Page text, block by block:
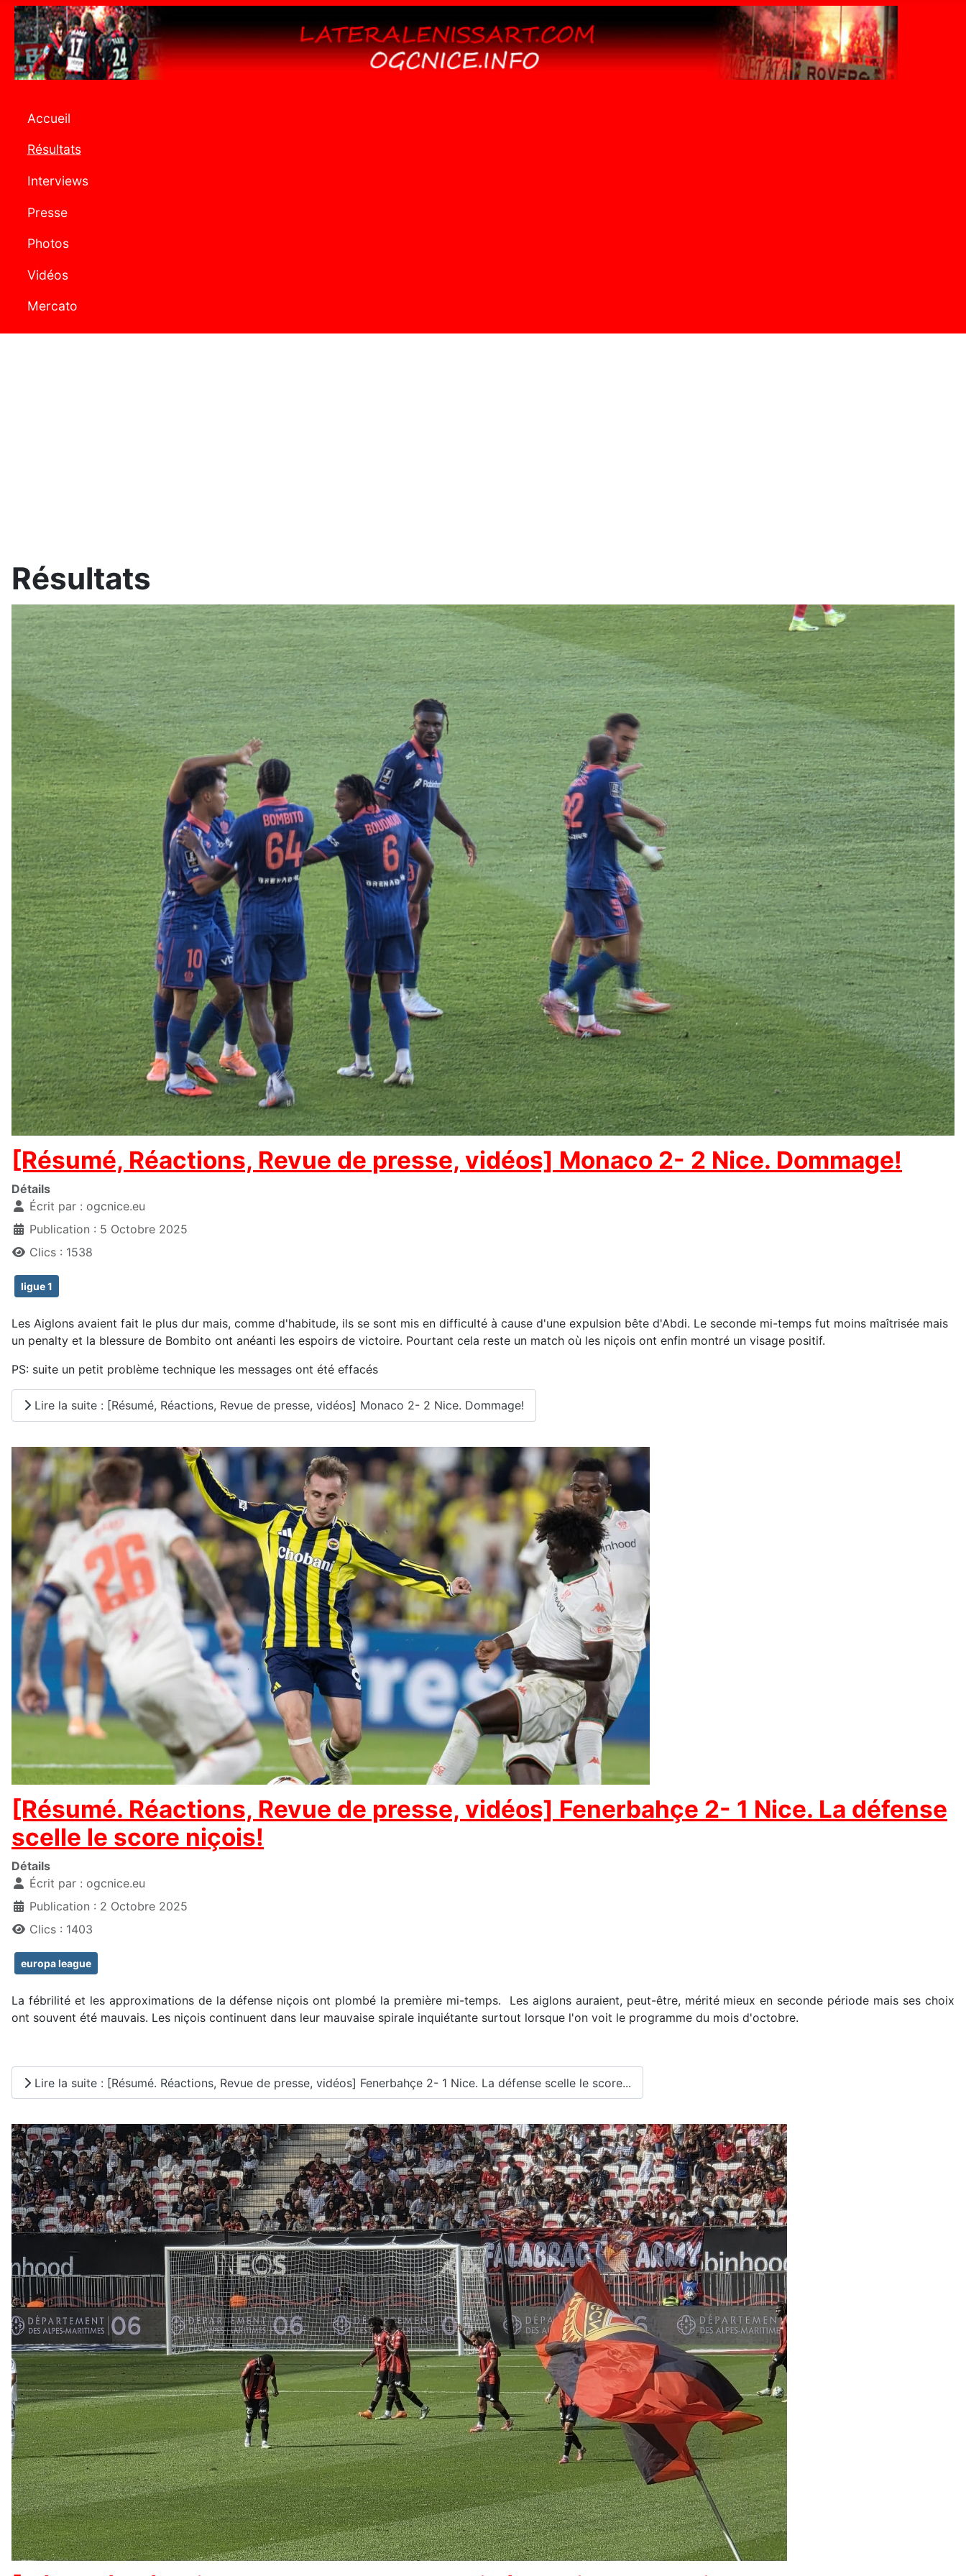
Accueil
Résultats
Interviews
Presse
Photos
Vidéos
Mercato
Résultats
[Résumé, Réactions, Revue de presse, vidéos] Monaco 2- 2 Nice. Dommage!
Détails
Écrit par : ogcnice.eu
Publication : 5 Octobre 2025
Clics : 1538
ligue 1
Les Aiglons avaient fait le plus dur mais, comme d'habitude, ils se sont mis en difficulté à cause d'une expulsion bête d'Abdi. Le seconde mi-temps fut moins maîtrisée mais
un penalty et la blessure de Bombito ont anéanti les espoirs de victoire. Pourtant cela reste un match où les niçois ont enfin montré un visage positif.
PS: suite un petit problème technique les messages ont été effacés
Lire la suite : [Résumé, Réactions, Revue de presse, vidéos] Monaco 2- 2 Nice. Dommage!
[Résumé. Réactions, Revue de presse, vidéos] Fenerbahçe 2- 1 Nice. La défense
scelle le score niçois!
Détails
Écrit par : ogcnice.eu
Publication : 2 Octobre 2025
Clics : 1403
europa league
La fébrilité et les approximations de la défense niçois ont plombé la première mi-temps. Les aiglons auraient, peut-être, mérité mieux en seconde période mais ses choix
ont souvent été mauvais. Les niçois continuent dans leur mauvaise spirale inquiétante surtout lorsque l'on voit le programme du mois d'octobre.
Lire la suite : [Résumé. Réactions, Revue de presse, vidéos] Fenerbahçe 2- 1 Nice. La défense scelle le score...